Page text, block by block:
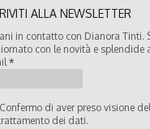
ALLA NEWSLETTER
in contatto con Dianora Tinti.
con le novità e splendide
*
Confermo di aver preso visione
dei dati.